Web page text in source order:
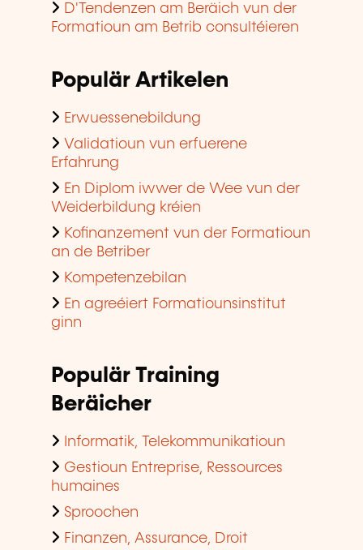
D'Tendenzen am Beräich vun der
Formatioun am Betrib consultéieren
Populär Artikelen
Erwuessenebildung
Validatioun vun erfuerene
Erfahrung
En Diplom iwwer de Wee vun der
Weiderbildung kréien
Kofinanzement vun der Formatioun
an de Betriber
Kompetenzebilan
En agreéiert Formatiounsinstitut
ginn
Populär Training
Beräicher
Informatik, Telekommunikatioun
Gestioun Entreprise, Ressources
humaines
Sproochen
Finanzen, Assurance, Droit